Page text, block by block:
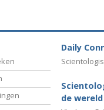
Daily
de wereld